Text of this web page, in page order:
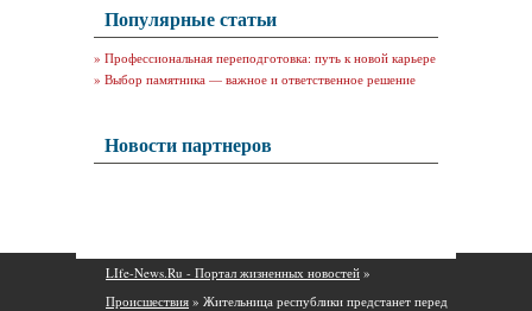
Популярные статьи
» Профессиональная переподготовка: путь к новой карьере
» Выбор памятника — важное и ответственное решение
Новости партнеров
LIfe-News.Ru - Портал жизненных новостей »
Происшествия » Жительница республики предстанет перед